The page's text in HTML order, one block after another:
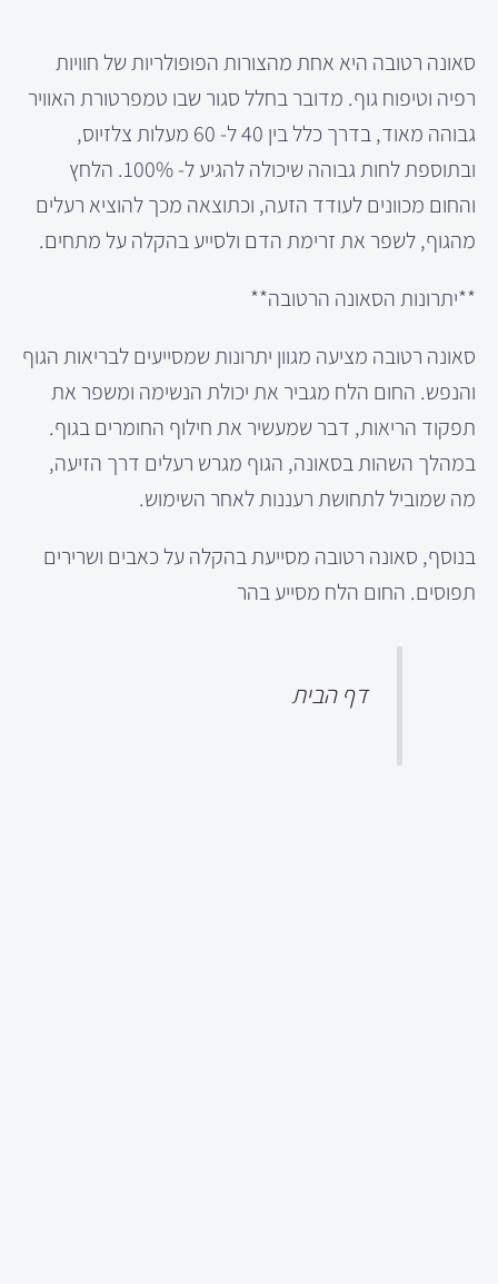
סאונה רטובה היא אחת מהצורות הפופולריות של חוויות
רפיה וטיפוח גוף. מדובר בחלל סגור שבו טמפרטורת האוויר
גבוהה מאוד, בדרך כלל בין 40 ל- 60 מעלות צלזיוס,
ובתוספת לחות גבוהה שיכולה להגיע ל- 100%. הלחץ
והחום מכוונים לעודד הזעה, וכתוצאה מכך להוציא רעלים
מהגוף, לשפר את זרימת הדם ולסייע בהקלה על מתחים.
**יתרונות הסאונה הרטובה**
סאונה רטובה מציעה מגוון יתרונות שמסייעים לבריאות הגוף
והנפש. החום הלח מגביר את יכולת הנשימה ומשפר את
תפקוד הריאות, דבר שמעשיר את חילוף החומרים בגוף.
במהלך השהות בסאונה, הגוף מגרש רעלים דרך הזיעה,
מה שמוביל לתחושת רעננות לאחר השימוש.
בנוסף, סאונה רטובה מסייעת בהקלה על כאבים ושרירים
תפוסים. החום הלח מסייע בהר
דף הבית